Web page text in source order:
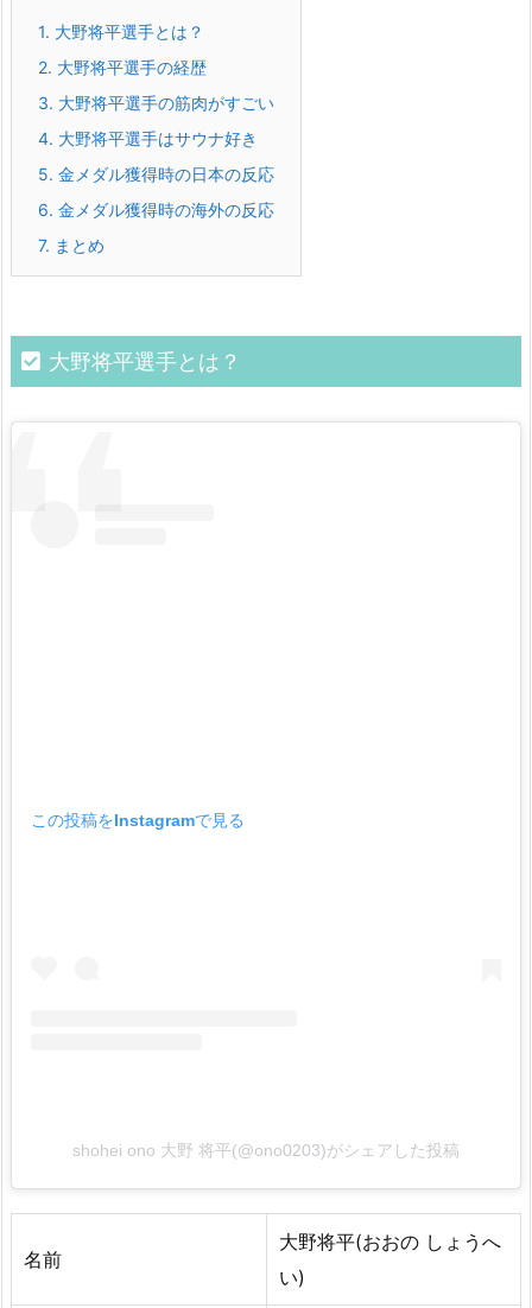
1. 大野将平選手とは？
2. 大野将平選手の経歴
3. 大野将平選手の筋肉がすごい
4. 大野将平選手はサウナ好き
5. 金メダル獲得時の日本の反応
6. 金メダル獲得時の海外の反応
7. まとめ
大野将平選手とは？
この投稿をInstagramで見る
shohei ono 大野 将平(@ono0203)がシェアした投稿
名前
大野将平(おおの しょうへ
い)